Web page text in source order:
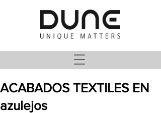
ACABADOS TEXTILES EN
azulejos